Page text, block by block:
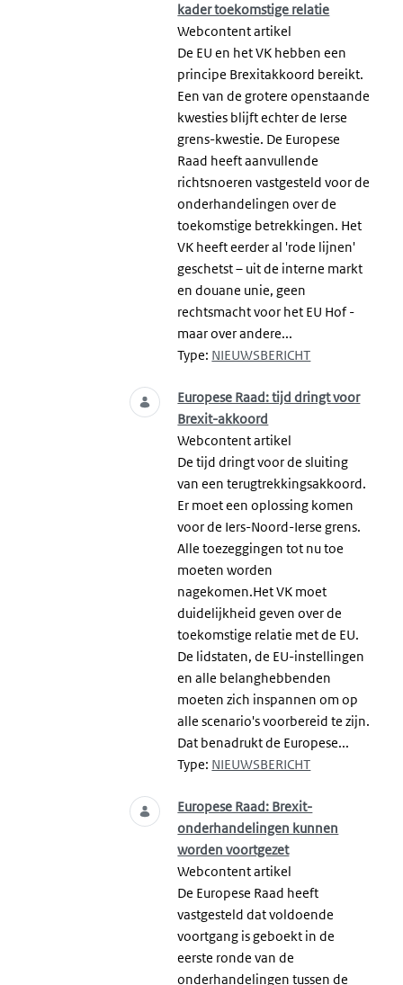
kader toekomstige relatie
Webcontent artikel
De EU en het VK hebben een
principe Brexitakkoord bereikt.
Een van de grotere openstaande
kwesties blijft echter de Ierse
grens-kwestie. De Europese
Raad heeft aanvullende
richtsnoeren vastgesteld voor de
onderhandelingen over de
toekomstige betrekkingen. Het
VK heeft eerder al 'rode lijnen'
geschetst – uit de interne markt
en douane unie, geen
rechtsmacht voor het EU Hof -
maar over andere...
Type: NIEUWSBERICHT
Europese Raad: tijd dringt voor
Brexit-akkoord
Webcontent artikel
De tijd dringt voor de sluiting
van een terugtrekkingsakkoord.
Er moet een oplossing komen
voor de Iers-Noord-Ierse grens.
Alle toezeggingen tot nu toe
moeten worden
nagekomen.Het VK moet
duidelijkheid geven over de
toekomstige relatie met de EU.
De lidstaten, de EU-instellingen
en alle belanghebbenden
moeten zich inspannen om op
alle scenario's voorbereid te zijn.
Dat benadrukt de Europese...
Type: NIEUWSBERICHT
Europese Raad: Brexit-
onderhandelingen kunnen
worden voortgezet
Webcontent artikel
De Europese Raad heeft
vastgesteld dat voldoende
voortgang is geboekt in de
eerste ronde van de
onderhandelingen tussen de